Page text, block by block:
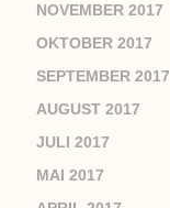
NOVEMBER 2017
OKTOBER 2017
SEPTEMBER 2017
AUGUST 2017
JULI 2017
MAI 2017